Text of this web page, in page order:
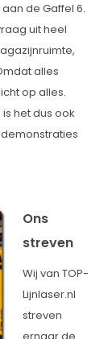
de Gaffel 6.
uit heel
alles
op alles.
het dus ook
Ons
streven
Wij van TOP-
Lijnlaser.nl
streven